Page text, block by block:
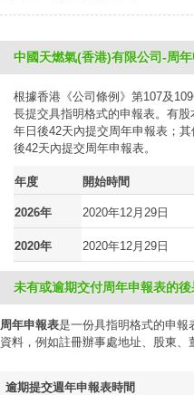
中國天燃氣(香港)有限公司-周
根據香港《公司條例》第107及
長提交具指明格式的申報表。有
年日後42天內提交周年申報表；
後42天內提交周年申報表。
年度 開始時間
2026年 2020年12月29日
2020年 2020年12月29日
未有或逾期交付周年申報表的後
周年申報表是一份具指明格式的申報
資料，例如註冊辦事處地址、股東、
逾期提交週年申報表時間